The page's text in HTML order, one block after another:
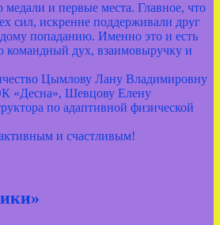
и первые места. Главное, что
сил, искренне поддерживали друг
попаданию. Именно это и есть
дух, взаимовыручку и
Цымлову Лану Владимировну
«Десна», Шевцову Елену
по адаптивной физической
и счастливым!